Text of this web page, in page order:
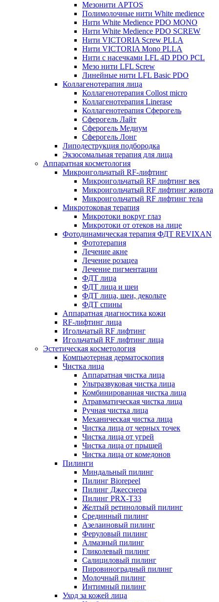
Мезонити APTOS
Полимолочные нити White medience
Нити White Medience PDO MONO
Нити White Medience PDO SCREW
Нити VICTORIA Screw PLLA
Нити VICTORIA Mono PLLA
Нити с насечками LFL 4D PDO PCL
Мезо нити LFL Screw
Линейные нити LFL Basic PDO
Коллагенотерапия лица
Коллагенотерапия Collost micro
Коллагенотерапия Linerase
Коллагенотерапия Сферогель
Сферогель Лайт
Сферогель Медиум
Сферогель Лонг
Липодеструкция подбородка
Экзосомальная терапия для лица
Аппаратная косметология
Микроигольчатый RF-лифтинг
Микроигольчатый RF лифтинг век
Микроигольчатый RF лифтинг живота
Микроигольчатый RF лифтинг тела
Микротоковая терапия
Микротоки вокруг глаз
Микротоки от отеков на лице
Фотодинамическая терапия ФДТ REVIXAN
Фототерапия
Лечение акне
Лечение розацеа
Лечение пигментации
ФДТ лица
ФДТ лица и шеи
ФДТ лица, шеи, декольте
ФДТ спины
Аппаратная диагностика кожи
RF-лифтинг лица
Игольчатый RF лифтинг
Игольчатый RF лифтинг лица
Эстетическая косметология
Компьютерная дерматоскопия
Чистка лица
Аппаратная чистка лица
Ультразвуковая чистка лица
Комбинированная чистка лица
Атравматическая чистка лица
Ручная чистка лица
Механическая чистка лица
Чистка лица от черных точек
Чистка лица от угрей
Чистка лица от прыщей
Чистка лица от комедонов
Пилинги
Миндальный пилинг
Пилинг Biorepeel
Пилинг Джесснера
Пилинг PRX-T33
Желтый ретиноловый пилинг
Срединный пилинг
Азелаиновый пилинг
Феруловый пилинг
Алмазный пилинг
Гликолевый пилинг
Салициловый пилинг
Пировиноградный пилинг
Молочный пилинг
Интимный пилинг
Уход за кожей лица